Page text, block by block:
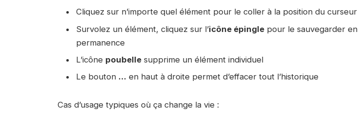
Cliquez sur n’importe quel élément pour le coller à la position du curseur
Survolez un élément, cliquez sur l’icône épinglepour le sauvegarder en
permanence
L’icône poubellesupprime un élément individuel
Le bouton … en haut à droite permet d’effacer tout l’historique
Cas d’usage typiques où ça change la vie :